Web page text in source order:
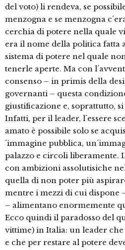
del voto) li rendeva, se
menzogna e se menzogna
cerchia di potere nella quale
era il nome della politica fatta
sistema di potere nel quale
tenerle aperte. Ma con
consenso – in primis della
governanti – questa
giustificazione e, soprattutto,
Infatti, per il leader, l´essere
amato è possibile solo se
´immagine pubblica,
palazzo e circoli liberamente.
con ambizioni assolutisiche
quella di non poter più
mentre i mezzi di cui dispone
– alimentano enormemente
Ecco quindi il paradosso del
vittime) in Italia: un leader che
e che per restare al potere